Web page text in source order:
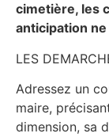
cimetière, les
anticipation
LES
Adressez un
maire,
dimension, sa